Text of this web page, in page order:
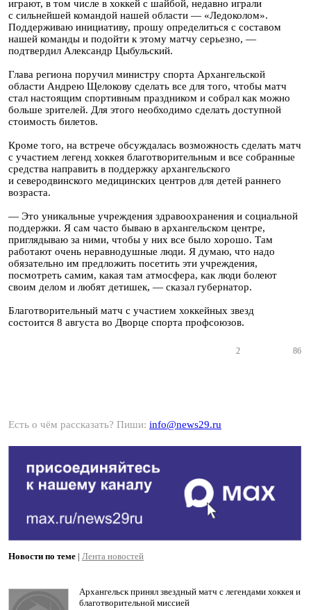
играют, в том числе в хоккей с шайбой, недавно играли
с сильнейшей командой нашей области — «Ледоколом».
Поддерживаю инициативу, прошу определиться с составом
нашей команды и подойти к этому матчу серьезно, —
подтвердил Александр Цыбульский.
Глава региона поручил министру спорта Архангельской
области Андрею Щелокову сделать все для того, чтобы матч
стал настоящим спортивным праздником и собрал как можно
больше зрителей. Для этого необходимо сделать доступной
стоимость билетов.
Кроме того, на встрече обсуждалась возможность сделать матч
с участием легенд хоккея благотворительным и все собранные
средства направить в поддержку архангельского
и северодвинского медицинских центров для детей раннего
возраста.
— Это уникальные учреждения здравоохранения и социальной
поддержки. Я сам часто бываю в архангельском центре,
приглядываю за ними, чтобы у них все было хорошо. Там
работают очень неравнодушные люди. Я думаю, что надо
обязательно им предложить посетить эти учреждения,
посмотреть самим, какая там атмосфера, как люди болеют
своим делом и любят детишек, — сказал губернатор.
Благотворительный матч с участием хоккейных звезд
состоится 8 августа во Дворце спорта профсоюзов.
2 86
Есть о чём рассказать? Пиши: info@news29.ru
Новости по теме | Лента новостей
Архангельск принял звездный матч с легендами хоккея и
благотворительной миссией